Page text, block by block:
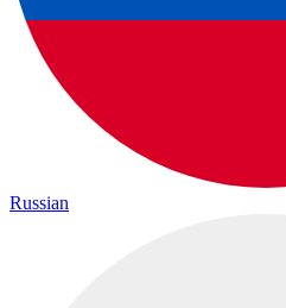
Russian